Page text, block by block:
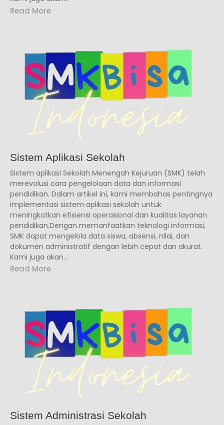
Read More
Sistem Aplikasi Sekolah
Sistem aplikasi Sekolah Menengah Kejuruan (SMK) telah
merevolusi cara pengelolaan data dan informasi
pendidikan. Dalam artikel ini, kami membahas pentingnya
implementasi sistem aplikasi sekolah untuk
meningkatkan efisiensi operasional dan kualitas layanan
pendidikan.Dengan memanfaatkan teknologi informasi,
SMK dapat mengelola data siswa, absensi, nilai, dan
dokumen administratif dengan lebih cepat dan akurat.
Kami juga akan...
Read More
Sistem Administrasi Sekolah